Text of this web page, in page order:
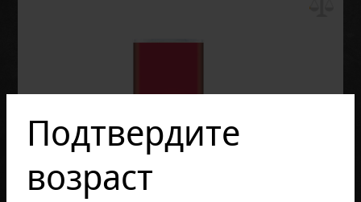
Подтвердите
возраст